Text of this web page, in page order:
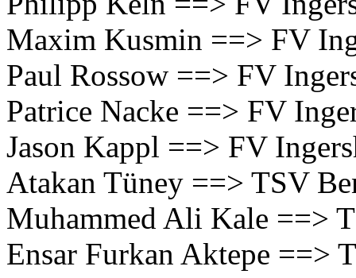
Maxim Kusmin ==> FV
Paul Rossow ==> FV
Patrice Nacke ==> FV
Jason Kappl ==> FV
Atakan Tüney ==> TSV
Muhammed Ali Kale ==>
Ensar Furkan Aktepe ==>